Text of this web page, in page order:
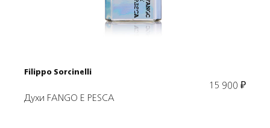
В корзину
Filippo Sorcinelli
15 900 ₽
Духи FANGO E PESCA